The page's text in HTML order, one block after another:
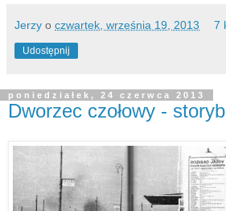
Jerzy o czwartek, września 19, 2013 7
Udostępnij
poniedziałek, 24 czerwca 2013
Dworzec czołowy -